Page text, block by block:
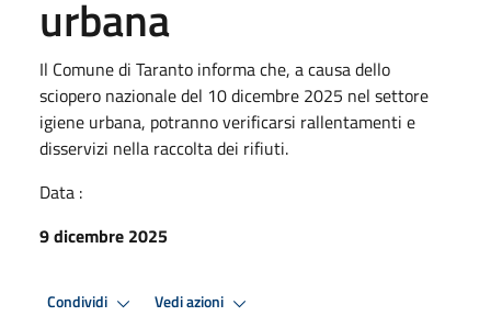
urbana
Il Comune di Taranto informa che, a causa dello
sciopero nazionale del 10 dicembre 2025 nel settore
igiene urbana, potranno verificarsi rallentamenti e
disservizi nella raccolta dei rifiuti.
Data :
9 dicembre 2025
Condividi Vedi azioni